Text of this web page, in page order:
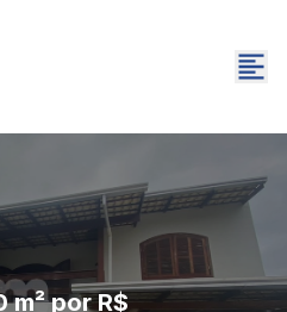
m² por R$